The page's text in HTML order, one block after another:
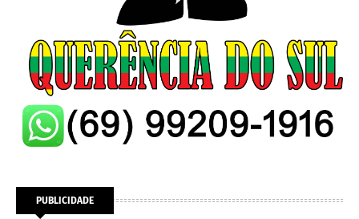
PUBLICIDADE